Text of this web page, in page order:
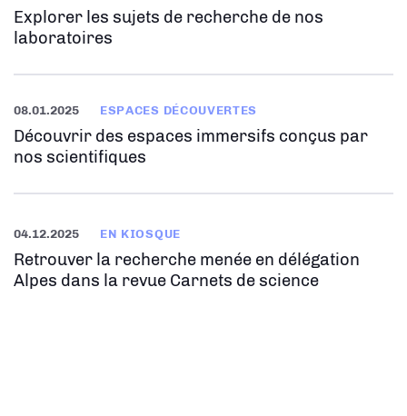
Explorer les sujets de recherche de nos
laboratoires
08.01.2025 ESPACES DÉCOUVERTES
Découvrir des espaces immersifs conçus par
nos scientifiques
04.12.2025 EN KIOSQUE
Retrouver la recherche menée en délégation
Alpes dans la revue Carnets de science